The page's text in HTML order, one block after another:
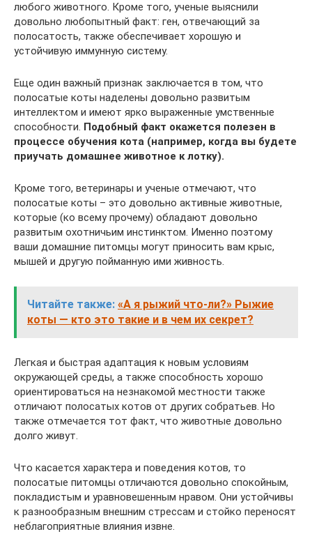
любого животного. Кроме того, ученые выяснили
довольно любопытный факт: ген, отвечающий за
полосатость, также обеспечивает хорошую и
устойчивую иммунную систему.
Еще один важный признак заключается в том, что
полосатые коты наделены довольно развитым
интеллектом и имеют ярко выраженные умственные
способности. Подобный факт окажется полезен в
процессе обучения кота (например, когда вы будете
приучать домашнее животное к лотку).
Кроме того, ветеринары и ученые отмечают, что
полосатые коты – это довольно активные животные,
которые (ко всему прочему) обладают довольно
развитым охотничьим инстинктом. Именно поэтому
ваши домашние питомцы могут приносить вам крыс,
мышей и другую пойманную ими живность.
Читайте также: «А я рыжий что-ли?» Рыжие
коты — кто это такие и в чем их секрет?
Легкая и быстрая адаптация к новым условиям
окружающей среды, а также способность хорошо
ориентироваться на незнакомой местности также
отличают полосатых котов от других собратьев. Но
также отмечается тот факт, что животные довольно
долго живут.
Что касается характера и поведения котов, то
полосатые питомцы отличаются довольно спокойным,
покладистым и уравновешенным нравом. Они устойчивы
к разнообразным внешним стрессам и стойко переносят
неблагоприятные влияния извне.